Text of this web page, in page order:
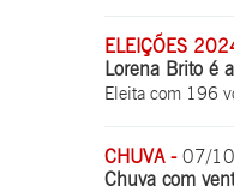
ELEIÇÕES
Lorena Brito é
Eleita com 196
CHUVA - 07/
Chuva com